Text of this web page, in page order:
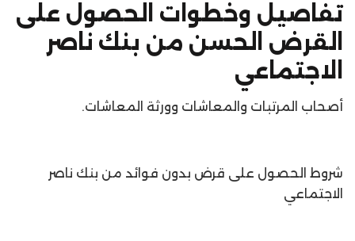
تفاصيل وخطوات الحصول على
القرض الحسن من بنك ناصر
الاجتماعي
أصحاب المرتبات والمعاشات وورثة المعاشات.
شروط الحصول على قرض بدون فوائد من بنك ناصر
الاجتماعي